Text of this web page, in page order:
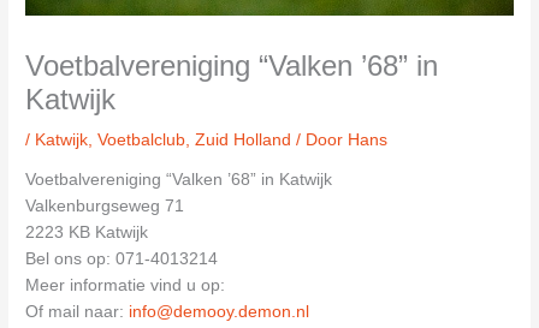
Voetbalvereniging “Valken ’68” in
Katwijk
/ Katwijk ,Voetbalclub ,Zuid Holland / Door Hans
Voetbalvereniging “Valken ’68” in Katwijk
Valkenburgseweg 71
2223 KB Katwijk
Bel ons op: 071-4013214
Meer informatie vind u op:
Of mail naar: info@demooy.demon.nl